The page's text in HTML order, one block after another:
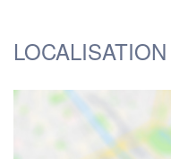
LOCALISATION